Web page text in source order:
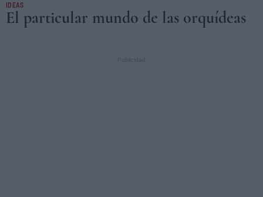
IDEAS
El particular mundo de las orquídeas